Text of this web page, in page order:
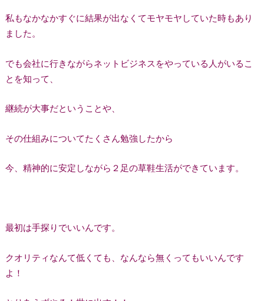
私もなかなかすぐに結果が出なくてモヤモヤしていた時もあり
ました。
でも会社に行きながらネットビジネスをやっている人がいるこ
とを知って、
継続が大事だということや、
その仕組みについてたくさん勉強したから
今、精神的に安定しながら２足の草鞋生活ができています。
最初は手探りでいいんです。
クオリティなんて低くても、なんなら無くってもいいんです
よ！